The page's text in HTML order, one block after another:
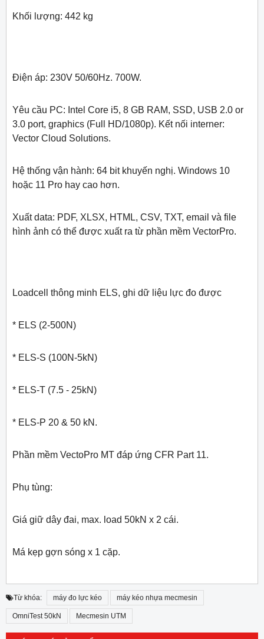
Khối lượng: 442 kg
Điện áp: 230V 50/60Hz. 700W.
Yêu cầu PC: Intel Core i5, 8 GB RAM, SSD, USB 2.0 or
3.0 port, graphics (Full HD/1080p). Kết nối interner:
Vector Cloud Solutions.
Hệ thống vận hành: 64 bit khuyến nghị. Windows 10
hoặc 11 Pro hay cao hơn.
Xuất data: PDF, XLSX, HTML, CSV, TXT, email và file
hình ảnh có thể được xuất ra từ phần mềm VectorPro.
Loadcell thông minh ELS, ghi dữ liệu lực đo được
* ELS (2-500N)
* ELS-S (100N-5kN)
* ELS-T (7.5 - 25kN)
* ELS-P 20 & 50 kN.
Phần mềm VectoPro MT đáp ứng CFR Part 11.
Phụ tùng:
Giá giữ dây đai, max. load 50kN x 2 cái.
Má kẹp gợn sóng x 1 cặp.
Từ khóa: máy đo lực kéo máy kéo nhựa mecmesin
OmniTest 50kN Mecmesin UTM